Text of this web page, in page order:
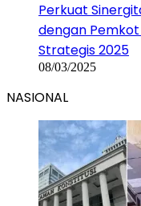
Perkuat
dengan
Strategis 2025
08/03/2025
NASIONAL